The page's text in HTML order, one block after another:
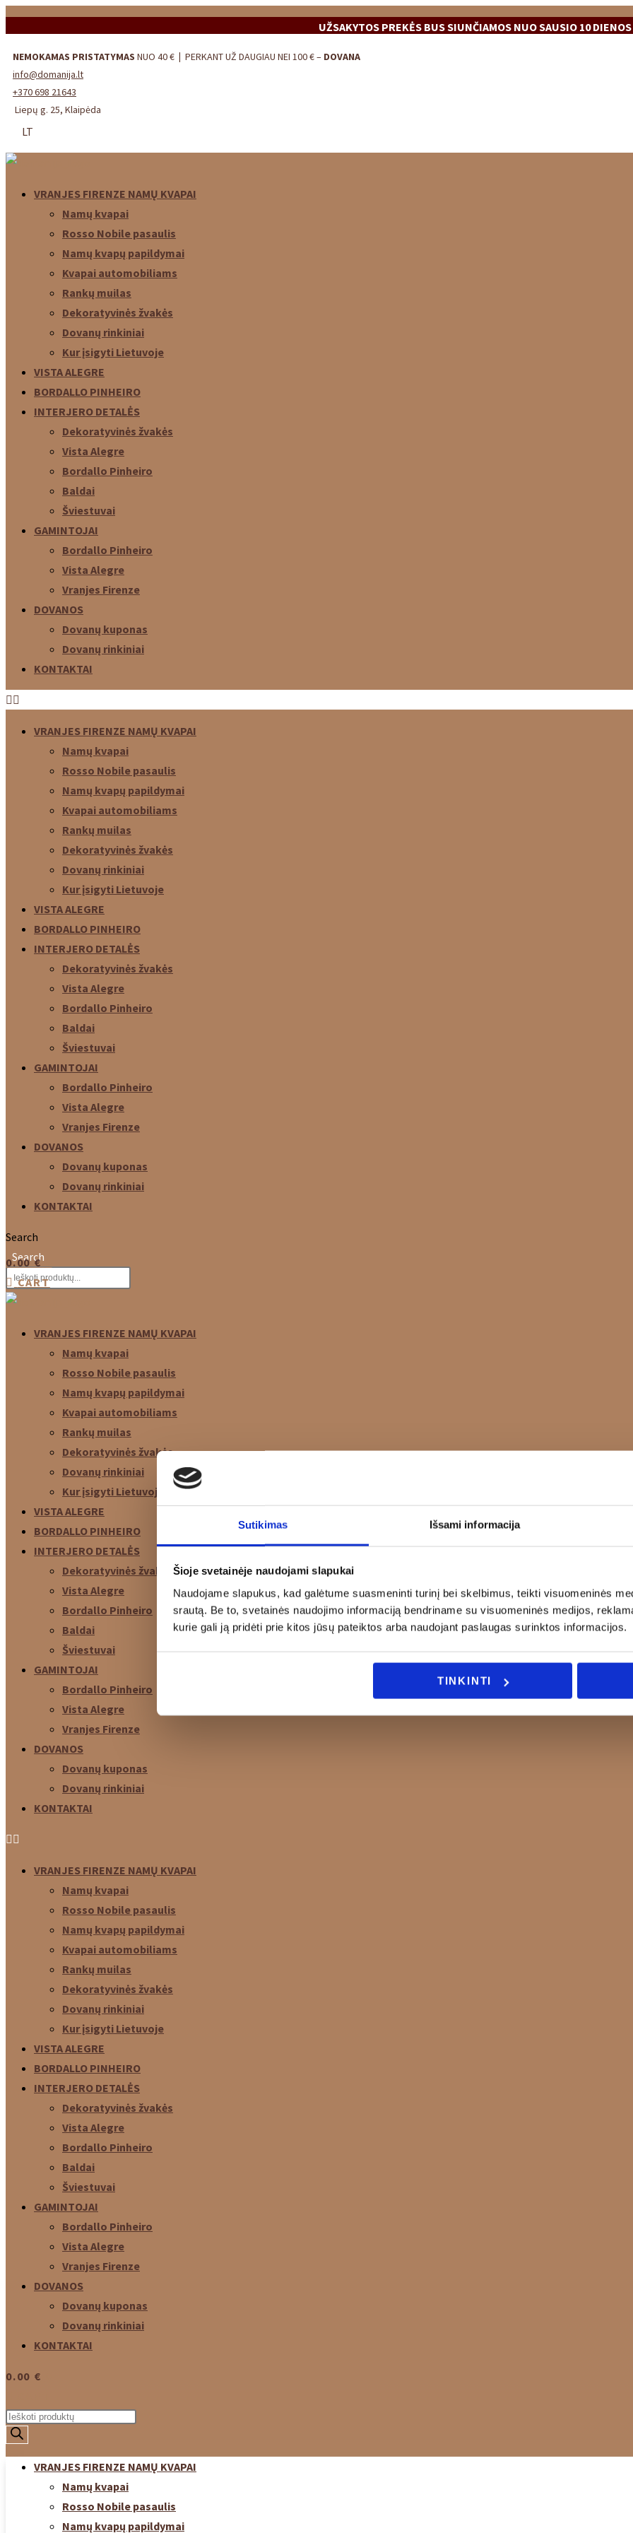
Sutikimas Išsami informacija
Šioje svetainėje naudojami slapukai
Naudojame slapukus, kad galėtume suasmeninti turinį bei skelbimus, teikti visuomeninės
srautą. Be to, svetainės naudojimo informaciją bendriname su visuomeninės medijos,
kurie gali ją pridėti prie kitos jūsų pateiktos arba naudojant paslaugas surinktos informacijos.
TINKINTI
Skip
to
content
UŽSAKYTOS PREKĖS BUS SIUNČIAMOS NUO SAUSIO 10 DIENOS
NEMOKAMAS PRISTATYMAS NUO 40 € | PERKANT UŽ DAUGIAU NEI 100 € – DOVANA
info@domanija.lt
+370 698 21643
Liepų g. 25, Klaipėda
LT
VRANJES FIRENZE NAMŲ KVAPAI
Namų kvapai
Rosso Nobile pasaulis
Namų kvapų papildymai
Kvapai automobiliams
Rankų muilas
Dekoratyvinės žvakės
Dovanų rinkiniai
Kur įsigyti Lietuvoje
VISTA ALEGRE
BORDALLO PINHEIRO
INTERJERO DETALĖS
Dekoratyvinės žvakės
Vista Alegre
Bordallo Pinheiro
Baldai
Šviestuvai
GAMINTOJAI
Bordallo Pinheiro
Vista Alegre
Vranjes Firenze
DOVANOS
Dovanų kuponas
Dovanų rinkiniai
KONTAKTAI
VRANJES FIRENZE NAMŲ KVAPAI
Namų kvapai
Rosso Nobile pasaulis
Namų kvapų papildymai
Kvapai automobiliams
Rankų muilas
Dekoratyvinės žvakės
Dovanų rinkiniai
Kur įsigyti Lietuvoje
VISTA ALEGRE
BORDALLO PINHEIRO
INTERJERO DETALĖS
Dekoratyvinės žvakės
Vista Alegre
Bordallo Pinheiro
Baldai
Šviestuvai
GAMINTOJAI
Bordallo Pinheiro
Vista Alegre
Vranjes Firenze
DOVANOS
Dovanų kuponas
Dovanų rinkiniai
KONTAKTAI
Search
Search
0.00€
CART
VRANJES FIRENZE NAMŲ KVAPAI
Namų kvapai
Rosso Nobile pasaulis
Namų kvapų papildymai
Kvapai automobiliams
Rankų muilas
Dekoratyvinės žvakės
Dovanų rinkiniai
Kur įsigyti Lietuvoje
VISTA ALEGRE
BORDALLO PINHEIRO
INTERJERO DETALĖS
Dekoratyvinės žvakės
Vista Alegre
Bordallo Pinheiro
Baldai
Šviestuvai
GAMINTOJAI
Bordallo Pinheiro
Vista Alegre
Vranjes Firenze
DOVANOS
Dovanų kuponas
Dovanų rinkiniai
KONTAKTAI
VRANJES FIRENZE NAMŲ KVAPAI
Namų kvapai
Rosso Nobile pasaulis
Namų kvapų papildymai
Kvapai automobiliams
Rankų muilas
Dekoratyvinės žvakės
Dovanų rinkiniai
Kur įsigyti Lietuvoje
VISTA ALEGRE
BORDALLO PINHEIRO
INTERJERO DETALĖS
Dekoratyvinės žvakės
Vista Alegre
Bordallo Pinheiro
Baldai
Šviestuvai
GAMINTOJAI
Bordallo Pinheiro
Vista Alegre
Vranjes Firenze
DOVANOS
Dovanų kuponas
Dovanų rinkiniai
KONTAKTAI
0.00 €
Products
search
VRANJES FIRENZE NAMŲ KVAPAI
Namų kvapai
Rosso Nobile pasaulis
Namų kvapų papildymai